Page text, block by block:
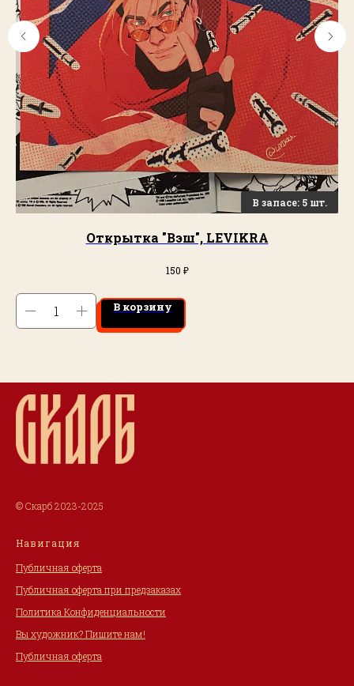
Открытка "Вэш", LEVIKRA
150 ₽
В корзину
© Скарб 2023-2025
Навигация
Публичная оферта
Публичная оферта при предзаказах
Политика Конфиденциальности
Вы художник? Пишите нам!
Публичная оферта